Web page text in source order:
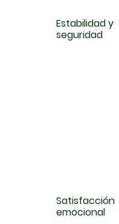
Estabilidad y
seguridad
Satisfacción
emocional